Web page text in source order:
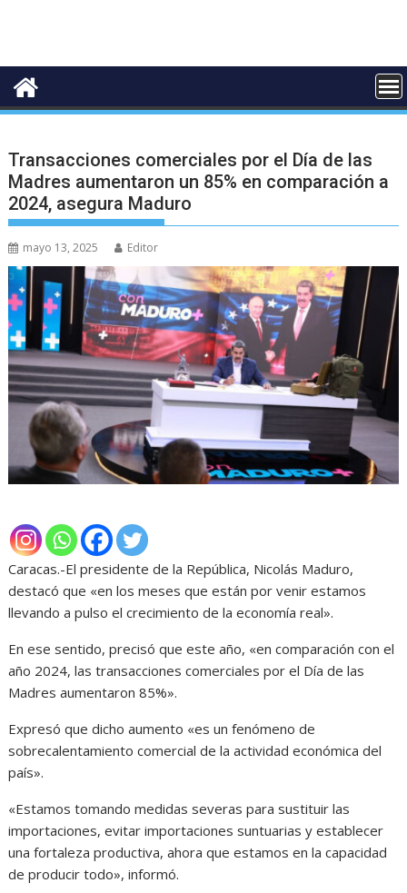
Transacciones comerciales por el Día de las
Madres aumentaron un 85% en comparación a
2024, asegura Maduro
mayo 13, 2025 Editor
Caracas.-El presidente de la República, Nicolás Maduro,
destacó que «en los meses que están por venir estamos
llevando a pulso el crecimiento de la economía real».
En ese sentido, precisó que este año, «en comparación con el
año 2024, las transacciones comerciales por el Día de las
Madres aumentaron 85%».
Expresó que dicho aumento «es un fenómeno de
sobrecalentamiento comercial de la actividad económica del
país».
«Estamos tomando medidas severas para sustituir las
importaciones, evitar importaciones suntuarias y establecer
una fortaleza productiva, ahora que estamos en la capacidad
de producir todo», informó.